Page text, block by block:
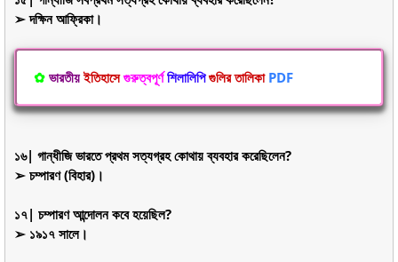
➢ দক্ষিন আফ্রিকা।
✿ ভারতীয় ইতিহাসে গুরুত্বপূর্ণ শিলালিপি গুলির তালিকাPDF
১৬| গান্ধীজি ভারতে প্রথম সত্যগ্রহ কোথায় ব্যবহার করেছিলেন?
➢ চম্পারণ (বিহার)।
১৭| চম্পারণ আন্দোলন কবে হয়েছিল?
➢ ১৯১৭ সালে।